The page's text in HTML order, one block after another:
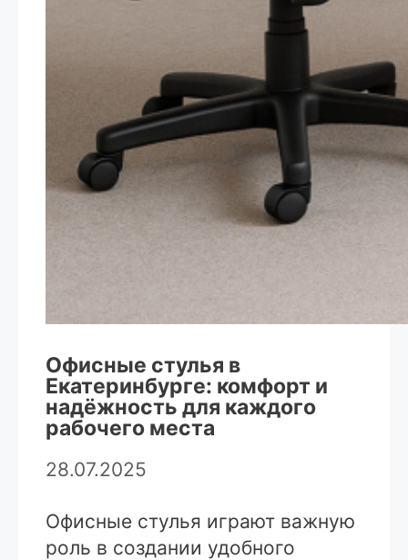
Офисные стулья в
Екатеринбурге: комфорт и
надёжность для каждого
рабочего места
28.07.2025
Офисные стулья играют важную
роль в создании удобного